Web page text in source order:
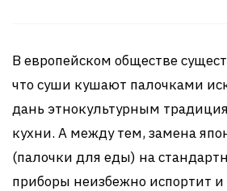
В европейском обществе
что суши кушают палочками
дань этнокультурным
кухни. А между тем, замена
(палочки для еды) на
приборы неизбежно испортит и